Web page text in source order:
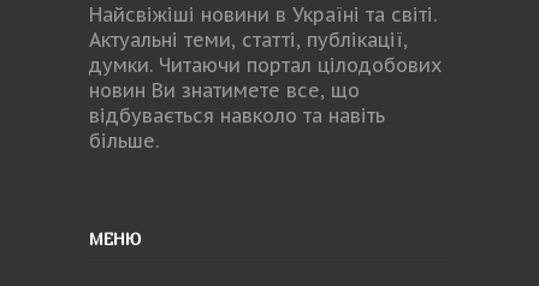
Найсвіжіші новини в Україні та світі.
Актуальні теми, статті, публікації,
думки. Читаючи портал цілодобових
новин Ви знатимете все, що
відбувається навколо та навіть
більше.
МЕНЮ